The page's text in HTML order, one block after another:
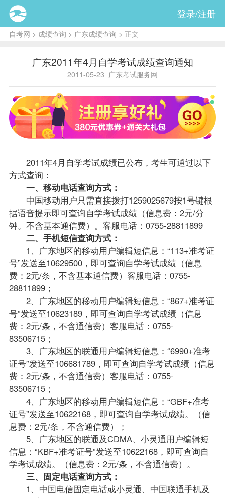
登录/注册
自考网 > 成绩查询 > 广东成绩查询 > 正文
广东2011年4月自学考试成绩查询通知
2011-05-23 广东考试服务网
2011年4月自学考试成绩已公布，考生可通过以下
方式查询：
一、移动电话查询方式：
中国移动用户只需直接拨打1259025679按1号键根
据语音提示即可查询自学考试成绩（信息费：2元/分
钟。不含基本通信费）。客服电话：0755-28811899
二、手机短信查询方式：
1、广东地区的移动用户编辑短信息：“113+准考证
号”发送至10629500，即可查询自学考试成绩（信息
费：2元/条，不含基本通信费）客服电话：0755-
28811899；
2、广东地区的移动用户编辑短信息：“867+准考证
号”发送至10623189，即可查询自学考试成绩（信息
费：2元/条，不含通信费）客服电话：0755-
83506715；
3、广东地区的联通用户编辑短信息：“6990+准考
证号”发送至106681789，即可查询自学考试成绩（信息
费：2元/条，不含通信费）客服电话：0755-
83506715；
4、广东地区的移动用户编辑短信息：“GBF+准考
证号”发送至10622168，即可查询自学考试成绩。（信
息费：2元/条，不含通信费）；
5、广东地区的联通及CDMA、小灵通用户编辑短
信息：“KBF+准考证号”发送至10622168，即可查询自
学考试成绩。（信息费：2元/条，不含通信费）。
三、固定电话查询方式：
1、中国电信固定电话或小灵通、中国联通手机及